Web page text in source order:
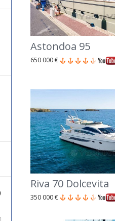
Astondoa 95
650 000 €
Riva 70 Dolcevita
350 000 €